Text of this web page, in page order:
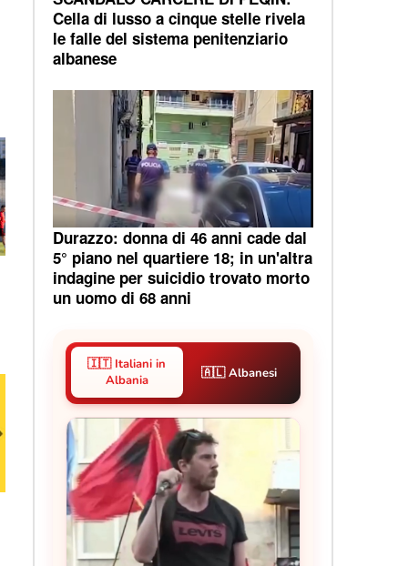
Cella di lusso a cinque stelle rivela
le falle del sistema penitenziario
albanese
Durazzo: donna di 46 anni cade dal
5° piano nel quartiere 18; in un'altra
indagine per suicidio trovato morto
un uomo di 68 anni
🇮🇹 Italiani in
Albania
🇦🇱 Albanesi